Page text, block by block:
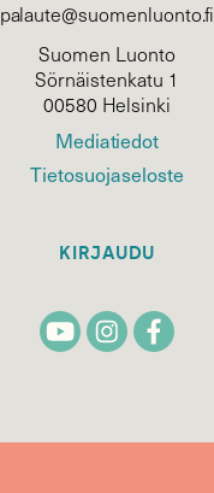
palaute@suomenluonto.fi
Suomen Luonto
Sörnäistenkatu 1
00580 Helsinki
Mediatiedot
Tietosuojaseloste
KIRJAUDU